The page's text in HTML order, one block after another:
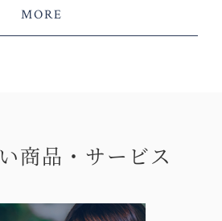
MORE
商品・サービス